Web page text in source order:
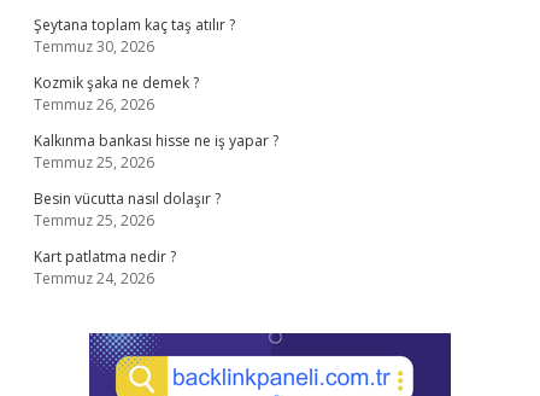
Şeytana toplam kaç taş atılır ?
Temmuz 30, 2026
Kozmik şaka ne demek ?
Temmuz 26, 2026
Kalkınma bankası hisse ne iş yapar ?
Temmuz 25, 2026
Besin vücutta nasıl dolaşır ?
Temmuz 25, 2026
Kart patlatma nedir ?
Temmuz 24, 2026